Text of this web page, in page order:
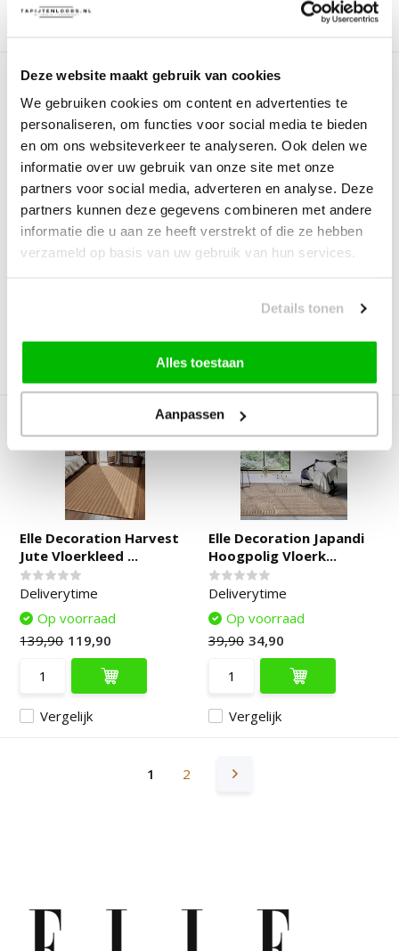
Deze website maakt gebruik van cookies
We gebruiken cookies om content en advertenties te
personaliseren, om functies voor social media te bieden
en om ons websiteverkeer te analyseren. Ook delen we
informatie over uw gebruik van onze site met onze
partners voor social media, adverteren en analyse. Deze
partners kunnen deze gegevens combineren met andere
informatie die u aan ze heeft verstrekt of die ze hebben
verzameld op basis van uw gebruik van hun services.
Details tonen
Alles toestaan
Aanpassen
Elle Decoration Saveh
Laagpolig Vloerkle...
Deliverytime
Elle Decoration Delhi Wol
Hand-made Vloe...
Deliverytime
Vergelijk
Elle Decoration Harvest
Jute Vloerkleed ...
Deliverytime
Vergelijk
Op voorraad
139,90 119,90
Elle Decoration Japandi
Hoogpolig Vloerk...
Deliverytime
Vergelijk
Op voorraad
39,90 34,90
1 2